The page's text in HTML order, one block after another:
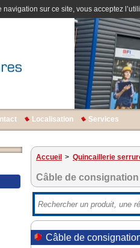
navigation sur ce site, vous acceptez
Localisation Services
Accueil > Quincaillerie
Câble de
Câble de